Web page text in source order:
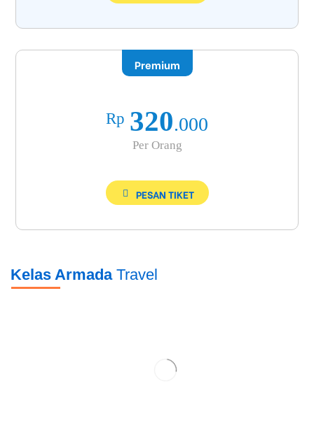
Premium
Rp 320.000
Per Orang
PESAN TIKET
Kelas ArmadaTravel